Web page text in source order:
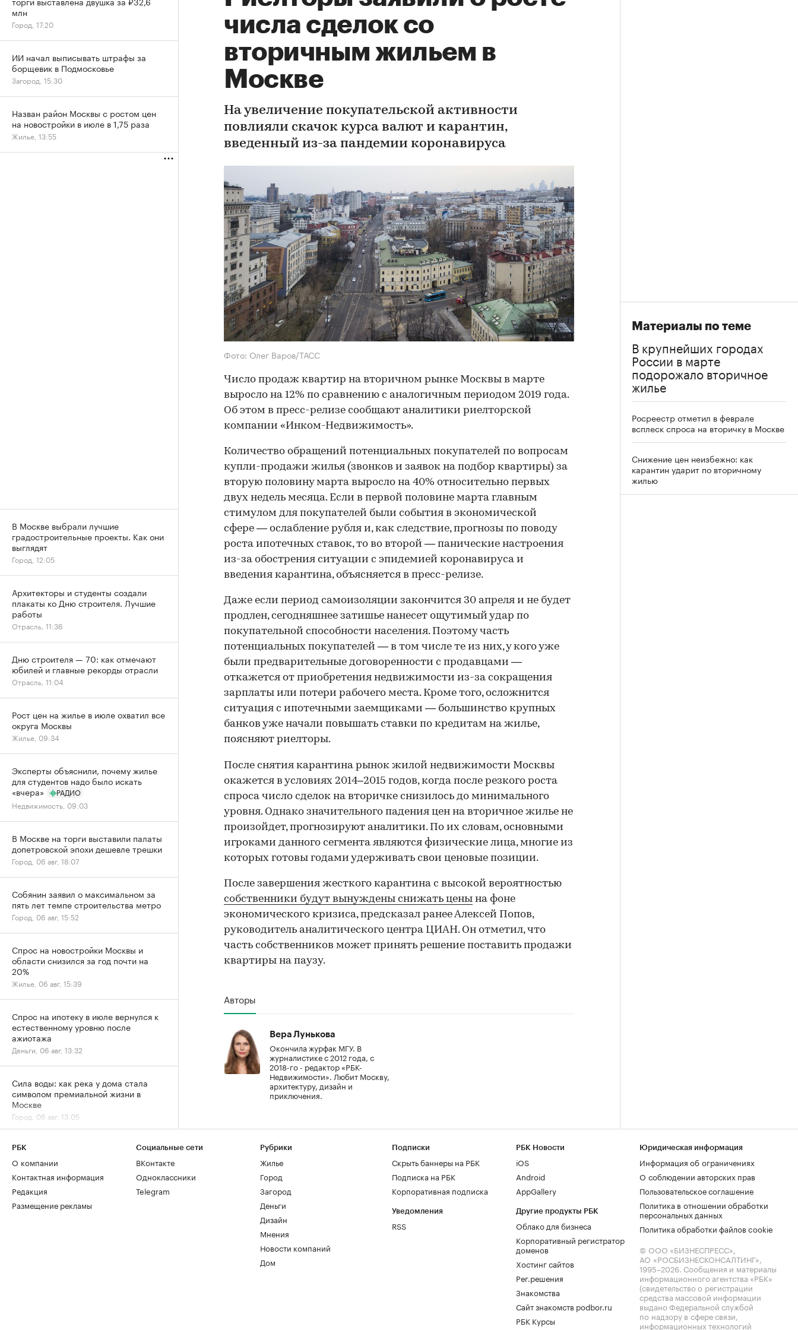
числа сделок со
вторичным жильем в
Москве
На увеличение покупательской активности
повлияли скачок курса валют и карантин,
введенный из-за пандемии коронавируса
Фото: Олег Варов/ТАСС
Число продаж квартир на вторичном рынке Москвы в марте
выросло на 12% по сравнению с аналогичным периодом 2019 года.
Об этом в пресс-релизе сообщают аналитики риелторской
компании «Инком-Недвижимость».
Количество обращений потенциальных покупателей по вопросам
купли-продажи жилья (звонков и заявок на подбор квартиры) за
вторую половину марта выросло на 40% относительно первых
двух недель месяца. Если в первой половине марта главным
стимулом для покупателей были события в экономической
сфере — ослабление рубля и, как следствие, прогнозы по поводу
роста ипотечных ставок, то во второй — панические настроения
из-за обострения ситуации с эпидемией коронавируса и
введения карантина, объясняется в пресс-релизе.
Даже если период самоизоляции закончится 30 апреля и не будет
продлен, сегодняшнее затишье нанесет ощутимый удар по
покупательной способности населения. Поэтому часть
потенциальных покупателей — в том числе те из них, у кого уже
были предварительные договоренности с продавцами —
откажется от приобретения недвижимости из-за сокращения
зарплаты или потери рабочего места. Кроме того, осложнится
ситуация с ипотечными заемщиками — большинство крупных
банков уже начали повышать ставки по кредитам на жилье,
поясняют риелторы.
После снятия карантина рынок жилой недвижимости Москвы
окажется в условиях 2014–2015 годов, когда после резкого роста
спроса число сделок на вторичке снизилось до минимального
уровня. Однако значительного падения цен на вторичное жилье не
произойдет, прогнозируют аналитики. По их словам, основными
игроками данного сегмента являются физические лица, многие из
которых готовы годами удерживать свои ценовые позиции.
После завершения жесткого карантина с высокой вероятностью
собственники будут вынуждены снижать цены на фоне
экономического кризиса, предсказал ранее Алексей Попов,
руководитель аналитического центра ЦИАН. Он отметил, что
часть собственников может принять решение поставить продажи
квартиры на паузу.
Авторы
Вера Лунькова
Окончила журфак МГУ. В
журналистике с 2012 года, с
2018-го - редактор «РБК-
Недвижимости». Любит Москву,
архитектуру, дизайн и
приключения.
Материалы по теме
В крупнейших городах
России в марте
подорожало вторичное
жилье
Росреестр отметил в феврале
всплеск спроса на вторичку в Москве
Снижение цен неизбежно: как
карантин ударит по вторичному
жилью
млн
Город, 17:20
ИИ начал выписывать штрафы за
борщевик в Подмосковье
Загород, 15:30
Назван район Москвы с ростом цен
на новостройки в июле в 1,75 раза
Жилье, 13:55
В Москве выбрали лучшие
градостроительные проекты. Как они
выглядят
Город, 12:05
Архитекторы и студенты создали
плакаты ко Дню строителя. Лучшие
работы
Отрасль, 11:36
Дню строителя — 70: как отмечают
юбилей и главные рекорды отрасли
Отрасль, 11:04
Рост цен на жилье в июле охватил все
округа Москвы
Жилье, 09:34
Эксперты объяснили, почему жилье
для студентов надо было искать
«вчера»
РАДИО
Недвижимость, 09:03
В Москве на торги выставили палаты
допетровской эпохи дешевле трешки
Город, 06 авг, 18:07
Собянин заявил о максимальном за
пять лет темпе строительства метро
Город, 06 авг, 15:52
Спрос на новостройки Москвы и
области снизился за год почти на
20%
Жилье, 06 авг, 15:39
Спрос на ипотеку в июле вернулся к
естественному уровню после
ажиотажа
Деньги, 06 авг, 13:32
Сила воды: как река у дома стала
символом премиальной жизни в
Москве
Город, 06 авг, 13:05
За 9 лет в Москве в кадастр внесли
более 500 новостроек по реновации
Город, 06 авг, 12:25
РБК
О компании
Контактная информация
Редакция
Размещение рекламы
Социальные сети
ВКонтакте
Одноклассники
Telegram
Рубрики
Жилье
Город
Загород
Деньги
Дизайн
Мнения
Новости компаний
Дом
Подписки
Скрыть баннеры на РБК
Подписка на РБК
Корпоративная подписка
Уведомления
RSS
РБК Новости
iOS
Android
AppGallery
Другие продукты РБК
Облако для бизнеса
Корпоративный регистратор
доменов
Хостинг сайтов
Рег.решения
Знакомства
Сайт знакомств podbor.ru
РБК Курсы
Юридическая информация
Информация об ограничениях
О соблюдении авторских прав
Пользовательское соглашение
Политика в отношении обработки
персональных данных
Политика обработки файлов cookie
© ООО «БИЗНЕСПРЕСС»,
АО «РОСБИЗНЕСКОНСАЛТИНГ»,
1995–2026. Сообщения и материалы
информационного агентства «РБК»
(свидетельство о регистрации
средства массовой информации
выдано Федеральной службой
по надзору в сфере связи,
информационных технологий